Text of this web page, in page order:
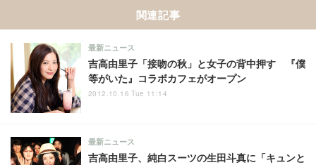
関連記事
吉高由里子「接吻の秋」と女子の背中押す 『僕
等がいた』コラボカフェがオープン
最新ニュース
2012.10.16 Tue 11:14
吉高由里子、純白スーツの生田斗真に「キュンと
最新ニュース